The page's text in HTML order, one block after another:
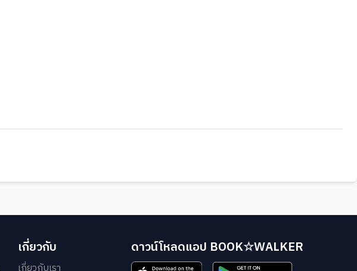
เกี่ยวกับ ดาวน์โหลดแอป BOOK☆WALKER